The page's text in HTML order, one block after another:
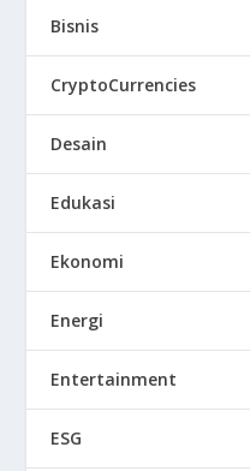
Bisnis
CryptoCurrencies
Desain
Edukasi
Ekonomi
Energi
Entertainment
ESG